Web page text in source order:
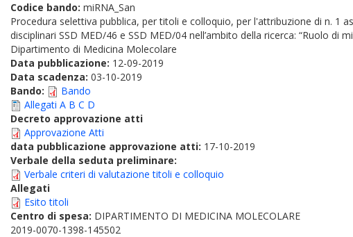
Codice bando: miRNA_San
Procedura selettiva pubblica, per titoli e colloquio, per l'attribuzione di n. 1
disciplinari SSD MED/46 e SSD MED/04 nell’ambito della ricerca: “Ruolo
Dipartimento di Medicina Molecolare
Data pubblicazione: 12-09-2019
Data scadenza: 03-10-2019
Bando:
Bando
Allegati A B C D
Decreto approvazione atti
Approvazione Atti
data pubblicazione approvazione atti: 17-10-2019
Verbale della seduta preliminare:
Verbale criteri di valutazione titoli e colloquio
Allegati
Esito titoli
Centro di spesa: DIPARTIMENTO DI MEDICINA MOLECOLARE
2019-0070-1398-145502